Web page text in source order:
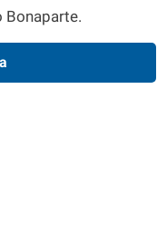
Bonaparte.